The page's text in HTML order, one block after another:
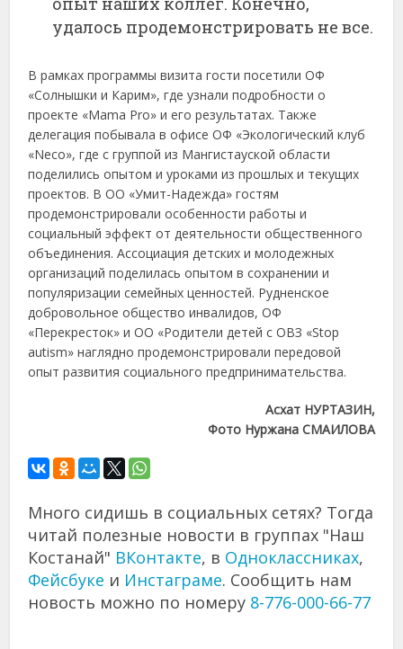
удалось продемонстрировать не все.
В рамках программы визита гости посетили ОФ
«Солнышки и Карим», где узнали подробности о
проекте «Mama Pro» и его результатах. Также
делегация побывала в офисе ОФ «Экологический клуб
«Neco», где с группой из Мангистауской области
поделились опытом и уроками из прошлых и текущих
проектов. В ОО «Умит-Надежда» гостям
продемонстрировали особенности работы и
социальный эффект от деятельности общественного
объединения. Ассоциация детских и молодежных
организаций поделилась опытом в сохранении и
популяризации семейных ценностей. Рудненское
добровольное общество инвалидов, ОФ
«Перекресток» и ОО «Родители детей с ОВЗ «Stop
autism» наглядно продемонстрировали передовой
опыт развития социального предпринимательства.
Асхат НУРТАЗИН,
Фото Нуржана СМАИЛОВА
Много сидишь в социальных сетях? Тогда
читай полезные новости в группах "Наш
Костанай" ВКонтакте, в Одноклассниках,
Фейсбуке и Инстаграме. Сообщить нам
новость можно по номеру 8-776-000-66-77